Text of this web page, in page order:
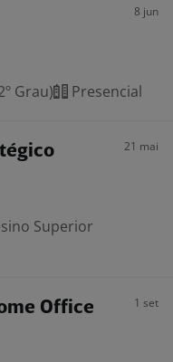
8 jun
Grau) Presencial
21 mai
Superior
Office 1 set